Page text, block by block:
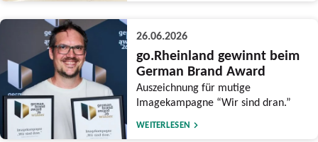
26.06.2026
go.Rheinland gewinnt beim
German Brand Award
Auszeichnung für mutige
Imagekampagne “Wir sind dran.”
WEITERLESEN